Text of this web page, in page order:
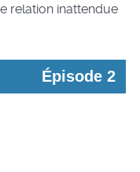
relation inattendue
Épisode 2